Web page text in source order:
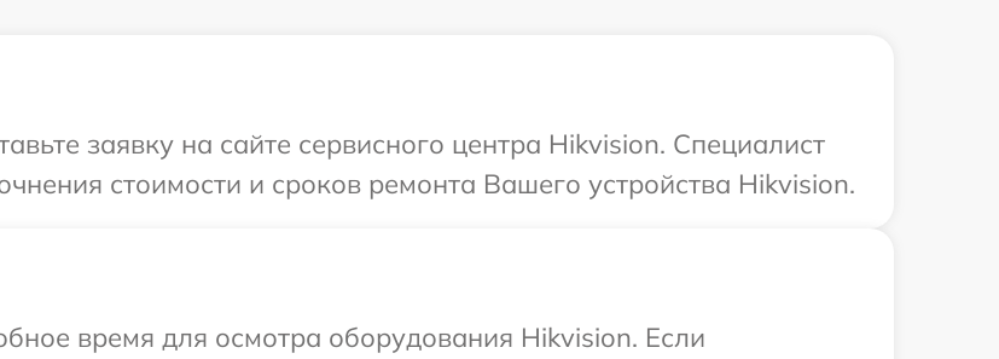
заявку на сайте сервисного центра Hikvision. Специалист
стоимости и сроков ремонта Вашего устройства Hikvision.
время для осмотра оборудования Hikvision. Если